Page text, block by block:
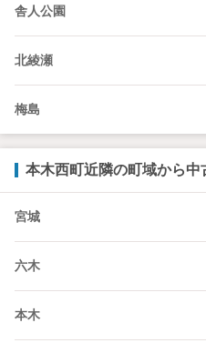
舎人公園
北綾瀬
梅島
本木西町近隣の町域から中
宮城
六木
本木